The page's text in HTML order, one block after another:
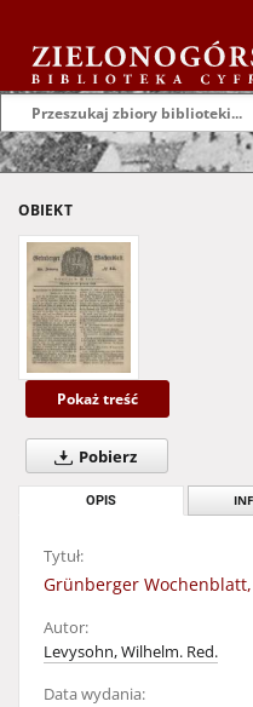
OBIEKT
Pokaż treść
Pobierz
OPIS
Tytuł:
Grünberger
Autor:
Levysohn, Wilhelm. Red.
Data wydania: